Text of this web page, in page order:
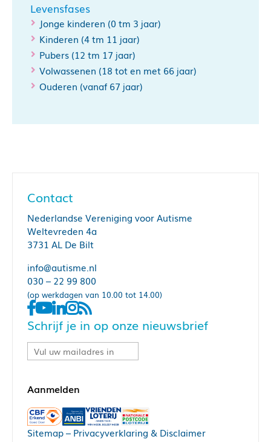
Levensfases
Jonge kinderen (0 tm 3 jaar)
Kinderen (4 tm 11 jaar)
Pubers (12 tm 17 jaar)
Volwassenen (18 tot en met 66 jaar)
Ouderen (vanaf 67 jaar)
Contact
Nederlandse Vereniging voor Autisme
Weltevreden 4a
3731 AL De Bilt
info@autisme.nl
030 – 22 99 800
(op werkdagen van 10.00 tot 14.00)
Schrijf je in op onze nieuwsbrief
Sitemap– Privacyverklaring & Disclaimer